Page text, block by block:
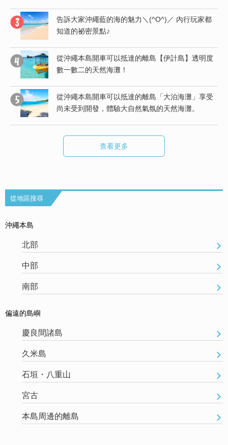
告訴大家沖繩藍的海的魅力＼(^O^)／ 內行玩家都
知道的祕密景點♪
從沖繩本島開車可以抵達的離島【伊計島】透明度
數一數二的天然海灘！
從沖繩本島開車可以抵達的離島「大泊海灘」享受
尚未受到開發，體驗大自然氣氛的天然海灘。
查看更多
從地區搜尋
沖繩本島
北部
中部
南部
偏遠的島嶼
慶良間諸島
久米島
石垣・八重山
宮古
本島周邊的離島